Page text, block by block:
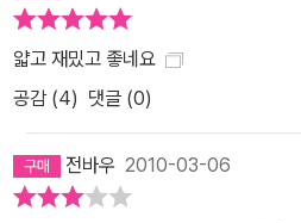
얇고 재밌고 좋네요
공감 (4) 댓글 (0)
전바우 2010-03-06